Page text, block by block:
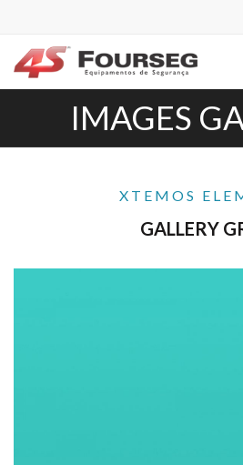
IMAGES
XTEMOS
GALLERY